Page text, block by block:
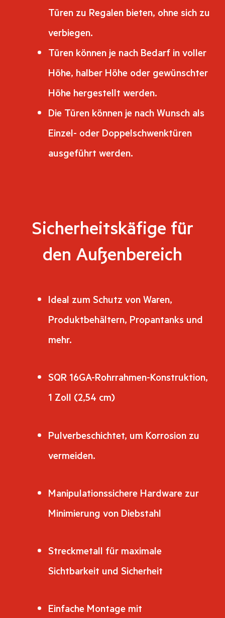
Türen zu Regalen bieten, ohne sich zu
verbiegen.
Türen können je nach Bedarf in voller
Höhe, halber Höhe oder gewünschter
Höhe hergestellt werden.
Die Türen können je nach Wunsch als
Einzel- oder Doppelschwenktüren
ausgeführt werden.
Sicherheitskäfige für
den Außenbereich
Ideal zum Schutz von Waren,
Produktbehältern, Propantanks und
mehr.
SQR 16GA-Rohrrahmen-Konstruktion,
1 Zoll (2,54 cm)
Pulverbeschichtet, um Korrosion zu
vermeiden.
Manipulationssichere Hardware zur
Minimierung von Diebstahl
Streckmetall für maximale
Sichtbarkeit und Sicherheit
Einfache Montage mit